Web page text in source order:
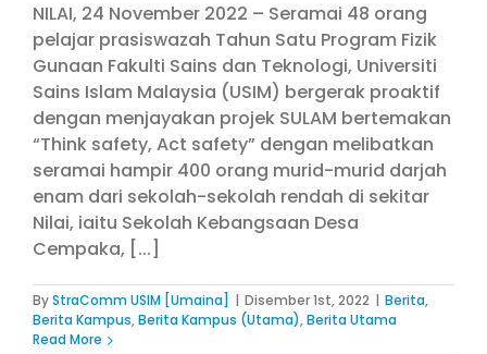
NILAI, 24 November 2022 – Seramai 48 orang
pelajar prasiswazah Tahun Satu Program Fizik
Gunaan Fakulti Sains dan Teknologi, Universiti
Sains Islam Malaysia (USIM) bergerak proaktif
dengan menjayakan projek SULAM bertemakan
“Think safety, Act safety” dengan melibatkan
seramai hampir 400 orang murid-murid darjah
enam dari sekolah-sekolah rendah di sekitar
Nilai, iaitu Sekolah Kebangsaan Desa
Cempaka, [...]
ByStraComm USIM [Umaina] | Disember 1st, 2022 | Berita,
Berita Kampus,Berita Kampus (Utama),Berita Utama
Read More